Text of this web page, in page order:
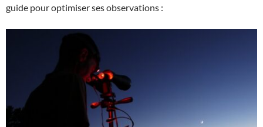
guide pour optimiser ses observations :